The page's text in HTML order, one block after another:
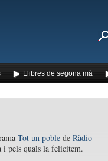
Llibres de segona mà
Tot un poblede Ràdio
i pels quals la felicitem.